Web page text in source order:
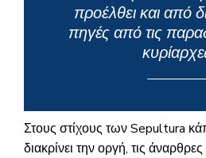
προέλθει και από
πηγές από τις
Στους στίχους των Sepultura
διακρίνει την οργή, τις